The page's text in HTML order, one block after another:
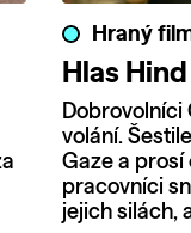
Hraný
Hlas
Dobrovolníci
volání.
Gaze a prosí
pracovníci
jejich silách,